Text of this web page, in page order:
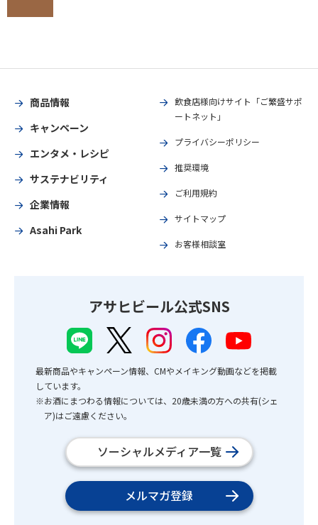
商品情報
キャンペーン
エンタメ・レシピ
サステナビリティ
企業情報
Asahi Park
飲食店様向けサイト「ご繁盛サポ
ートネット」
プライバシーポリシー
推奨環境
ご利用規約
サイトマップ
お客様相談室
アサヒビール公式SNS
最新商品やキャンペーン情報、CMやメイキング動画などを掲載
しています。
※お酒にまつわる情報については、20歳未満の方への共有(シェ
ア)はご遠慮ください。
ソーシャルメディア一覧
メルマガ登録